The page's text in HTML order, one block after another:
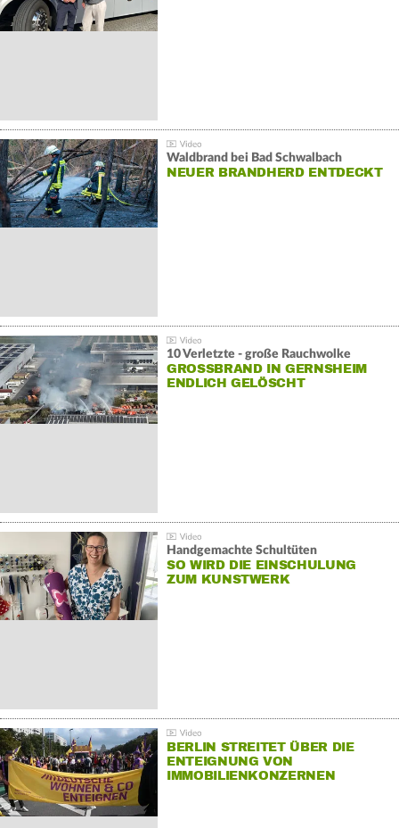
Waldbrand bei Bad Schwalbach
NEUER BRANDHERD ENTDECKT
10 Verletzte - große Rauchwolke
GROSSBRAND IN GERNSHEIM E
NDLICH GELÖSCHT
Handgemachte Schultüten
SO WIRD DIE EINSCHULUNG
ZUM KUNSTWERK
BERLIN STREITET ÜBER DIE
ENTEIGNUNG VON
IMMOBILIENKONZERNEN